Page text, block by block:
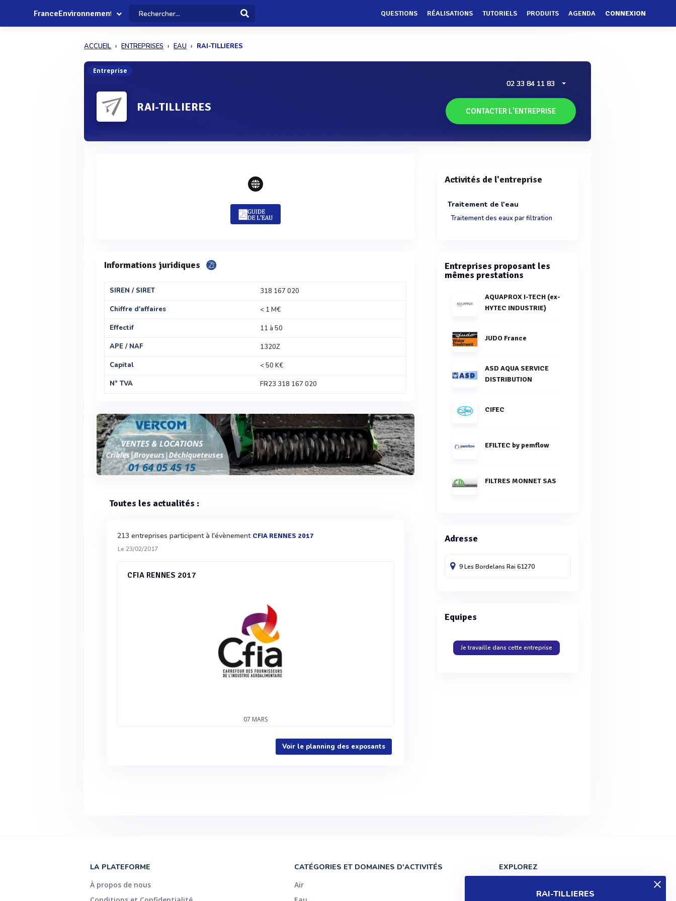
FranceEnvironnement QUESTIONS RÉALISATIONS TUTORIELS PRODUITS AGENDA CONNEXION
ACCUEIL ENTREPRISES EAU RAI-TILLIERES
Entreprise
RAI-TILLIERES
RAI-TILLIERES
02 33 84 11 83
CONTACTER L'ENTREPRISE
Informations juridiques
SIREN / SIRET
318 167 020
Chiffre d'affaires
< 1 M€
Effectif
11 à 50
APE / NAF
1320Z
Capital
< 50 K€
N° TVA
FR23 318 167 020
Toutes les actualités :
213 entreprises participent à l'évènement CFIA RENNES 2017
Le 23/02/2017
CFIA RENNES 2017
07 MARS
Voir le planning des exposants
Activités de l'entreprise
Traitement de l'eau
Traitement des eaux par filtration
Entreprises proposant les
mêmes prestations
AQUAPROX I-TECH (ex-
HYTEC INDUSTRIE)
JUDO France
ASD AQUA SERVICE
DISTRIBUTION
CIFEC
EFILTEC by pemflow
FILTRES MONNET SAS
Adresse
9 Les BordelansRai61270
Equipes
Je travaille dans cette entreprise
LA PLATEFORME
À propos de nous
CATÉGORIES ET DOMAINES D'ACTIVITÉS
Air
EXPLOREZ